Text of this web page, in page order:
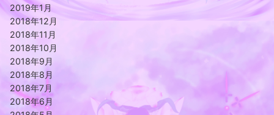
2019年1月
2018年12月
2018年11月
2018年10月
2018年9月
2018年8月
2018年7月
2018年6月